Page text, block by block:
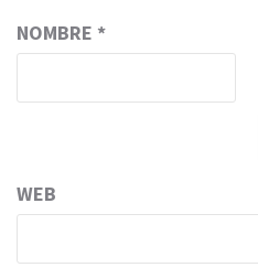
NOMBRE *
WEB